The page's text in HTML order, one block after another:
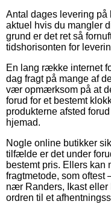
Antal dages levering
aktuel hvis du mangler
grund er det ret så
tidshorisonten for
En lang række internet
dag fragt på mange af
vær opmærksom på at
forud for et bestemt
produkterne afsted
hjemad.
Nogle online butikker
tilfælde er det under
bestemt pris. Ellers
fragtmetode, som
nær Randers, Ikast eller
ordren til et